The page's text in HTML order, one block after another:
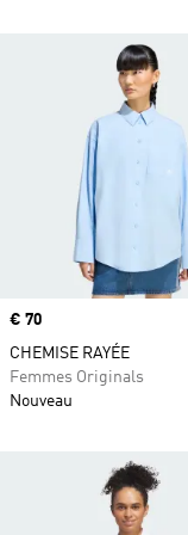
Prix
€ 70
CHEMISE RAYÉE
Femmes Originals
Nouveau